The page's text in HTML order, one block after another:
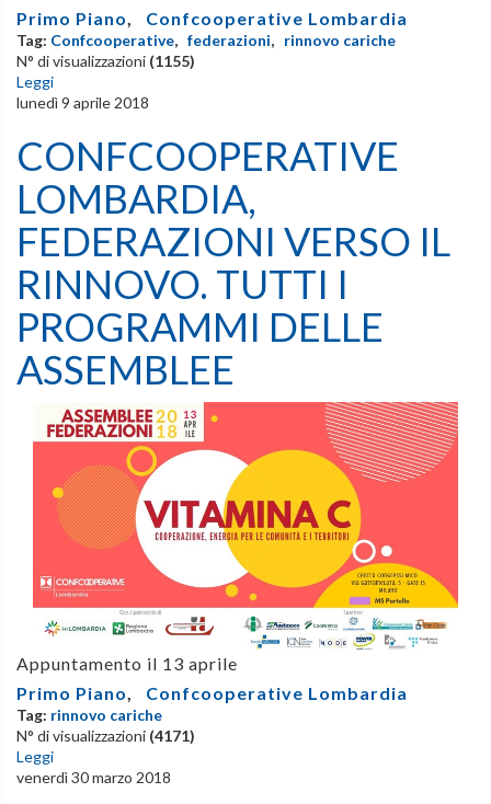
Primo Piano
Confcooperative Lombardia
Tag: Confcooperative, federazioni, rinnovo cariche
N° di visualizzazioni (1155)
Leggi
lunedì 9 aprile 2018
CONFCOOPERATIVE
LOMBARDIA,
FEDERAZIONI VERSO IL
RINNOVO. TUTTI I
PROGRAMMI DELLE
ASSEMBLEE
Appuntamento il 13 aprile
Primo Piano
Confcooperative Lombardia
Tag: rinnovo cariche
N° di visualizzazioni (4171)
Leggi
venerdì 30 marzo 2018